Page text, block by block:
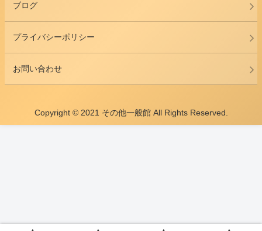
ブログ
プライバシーポリシー
お問い合わせ
Copyright © 2021 その他一般館 All Rights Reserved.